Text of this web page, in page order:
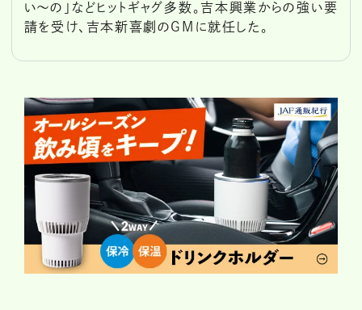
い～の」などヒットギャグ多数。吉本興業からの強い要
請を受け、吉本新喜劇のGMに就任した。